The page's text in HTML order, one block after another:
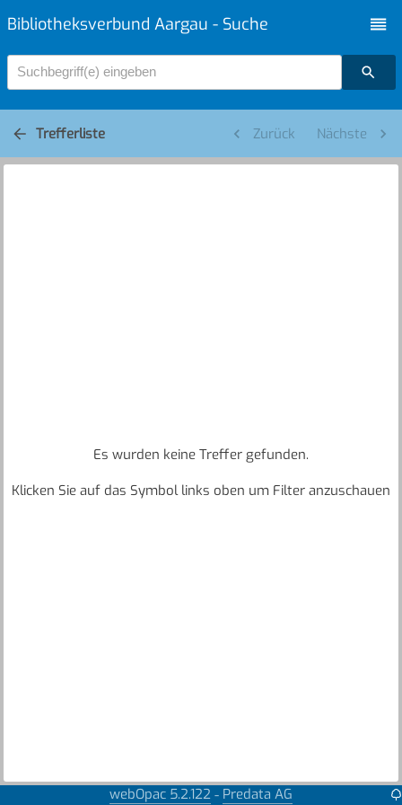
Bibliotheksverbund Aargau - Suche
Suchbegriff(e) eingeben
Trefferliste Zurück Nächste
Es wurden keine Treffer gefunden.
Klicken Sie auf das Symbol links oben um Filter anzuschauen
webOpac 5.2.122 - Predata AG